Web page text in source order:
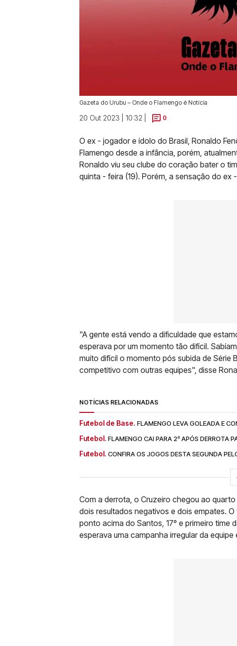
Gazeta do Urubu – Onde o Flamengo é Notícia
20 Out 2023 | 10:32 | 0
O ex - jogador e ídolo do Brasil, Ronaldo
Flamengo desde a infância, porém,
Ronaldo viu seu clube do coração bater o
quinta - feira (19). Porém, a sensação do ex
"A gente está vendo a dificuldade que
esperava por um momento tão difícil.
muito difícil o momento pós subida de Série
competitivo com outras equipes", disse
NOTÍCIAS RELACIONADAS
Futebol de Base. FLAMENGO LEVA GOLEADA E
Futebol. FLAMENGO CAI PARA 2º APÓS DERROTA
Futebol. CONFIRA OS JOGOS DESTA SEGUNDA
Com a derrota, o Cruzeiro chegou ao
dois resultados negativos e dois empates.
ponto acima do Santos, 17º e primeiro time
esperava uma campanha irregular da